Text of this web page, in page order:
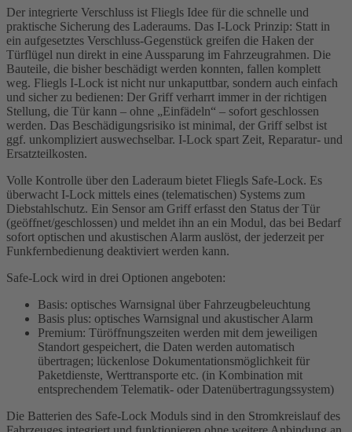
Der integrierte Verschluss ist Fliegls Idee für die schnelle und
praktische Sicherung des Laderaums. Das I-Lock Prinzip: Statt in
ein aufgesetztes Verschluss-Gegenstück greifen die Haken der
Türflügel nun direkt in eine Aussparung im Fahrzeugrahmen. Die
Bauteile, die bisher beschädigt werden konnten, fallen komplett
weg. Fliegls I-Lock ist nicht nur unkaputtbar, sondern auch einfach
und sicher zu bedienen: Der Griff verharrt immer in der richtigen
Stellung, die Tür kann – ohne „Einfädeln“ – sofort geschlossen
werden. Das Beschädigungsrisiko ist minimal, der Griff selbst ist
ggf. unkompliziert auswechselbar. I-Lock spart Zeit, Reparatur- und
Ersatzteilkosten.
Volle Kontrolle über den Laderaum bietet Fliegls Safe-Lock. Es
überwacht I-Lock mittels eines (telematischen) Systems zum
Diebstahlschutz. Ein Sensor am Griff erfasst den Status der Tür
(geöffnet/geschlossen) und meldet ihn an ein Modul, das bei Bedarf
sofort optischen und akustischen Alarm auslöst, der jederzeit per
Funkfernbedienung deaktiviert werden kann.
Safe-Lock wird in drei Optionen angeboten:
Basis: optisches Warnsignal über Fahrzeugbeleuchtung
Basis plus: optisches Warnsignal und akustischer Alarm
Premium: Türöffnungszeiten werden mit dem jeweiligen
Standort gespeichert, die Daten werden automatisch
übertragen; lückenlose Dokumentationsmöglichkeit für
Paketdienste, Werttransporte etc. (in Kombination mit
entsprechendem Telematik- oder Datenübertragungssystem)
Die Batterien des Safe-Lock Moduls sind in den Stromkreislauf des